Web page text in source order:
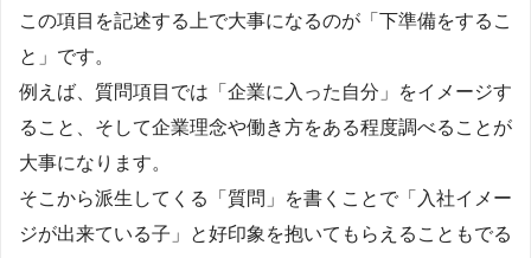
この項目を記述する上で大事になるのが「下準備をするこ
と」です。
例えば、質問項目では「企業に入った自分」をイメージす
ること、そして企業理念や働き方をある程度調べることが
大事になります。
そこから派生してくる「質問」を書くことで「入社イメー
ジが出来ている子」と好印象を抱いてもらえることもでる